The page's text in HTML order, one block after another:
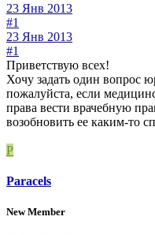
23 Янв 2013
#1
23 Янв 2013
#1
Приветствую всех!
Хочу задать один вопрос
пожалуйста, если
права вести врачебную
возобновить ее каким-то
P
Paracels
New Member